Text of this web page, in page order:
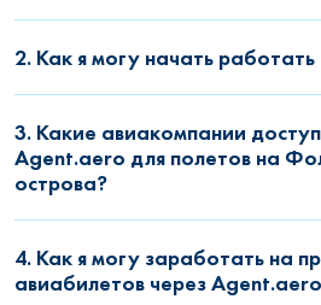
2. Как я могу начать
3. Какие авиакомпании
Agent.aero для полетов на
острова?
4. Как я могу заработать на
авиабилетов через